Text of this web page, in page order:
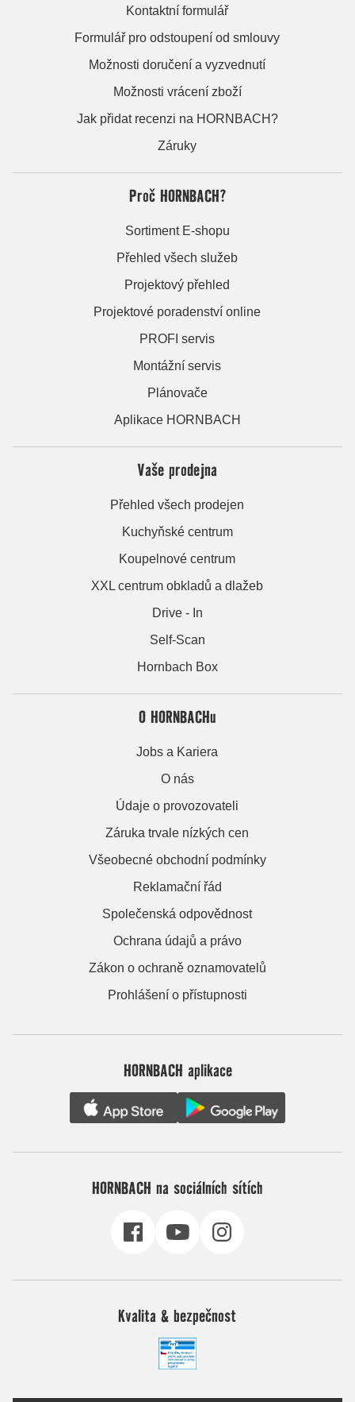
Kontaktní formulář
Formulář pro odstoupení od smlouvy
Možnosti doručení a vyzvednutí
Možnosti vrácení zboží
Jak přidat recenzi na HORNBACH?
Záruky
Proč HORNBACH?
Sortiment E-shopu
Přehled všech služeb
Projektový přehled
Projektové poradenství online
PROFI servis
Montážní servis
Plánovače
Aplikace HORNBACH
Vaše prodejna
Přehled všech prodejen
Kuchyňské centrum
Koupelnové centrum
XXL centrum obkladů a dlažeb
Drive - In
Self-Scan
Hornbach Box
O HORNBACHu
Jobs a Kariera
O nás
Údaje o provozovateli
Záruka trvale nízkých cen
Všeobecné obchodní podmínky
Reklamační řád
Společenská odpovědnost
Ochrana údajů a právo
Zákon o ochraně oznamovatelů
Prohlášení o přístupnosti
HORNBACH aplikace
HORNBACH na sociálních sítích
Kvalita & bezpečnost